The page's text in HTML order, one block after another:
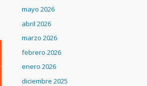
mayo 2026
abril 2026
marzo 2026
febrero 2026
enero 2026
diciembre 2025